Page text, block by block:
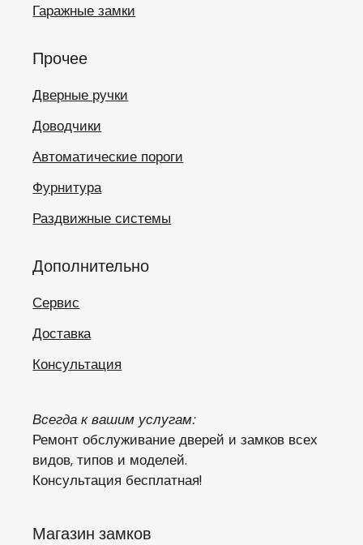
Гаражные замки
Прочее
Дверные ручки
Доводчики
Автоматические пороги
Фурнитура
Раздвижные системы
Дополнительно
Сервис
Доставка
Консультация
Всегда к вашим услугам:
Ремонт обслуживание дверей и замков всех
видов, типов и моделей.
Консультация бесплатная!
Магазин замков